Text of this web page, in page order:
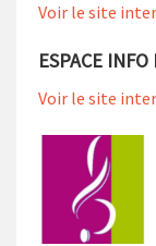
Voir le site
ESPACE
Voir le site